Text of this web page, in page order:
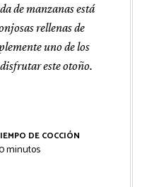
de manzanas está
rellenas de
uno de los
este otoño.
DE COCCIÓN
minutos
minutos